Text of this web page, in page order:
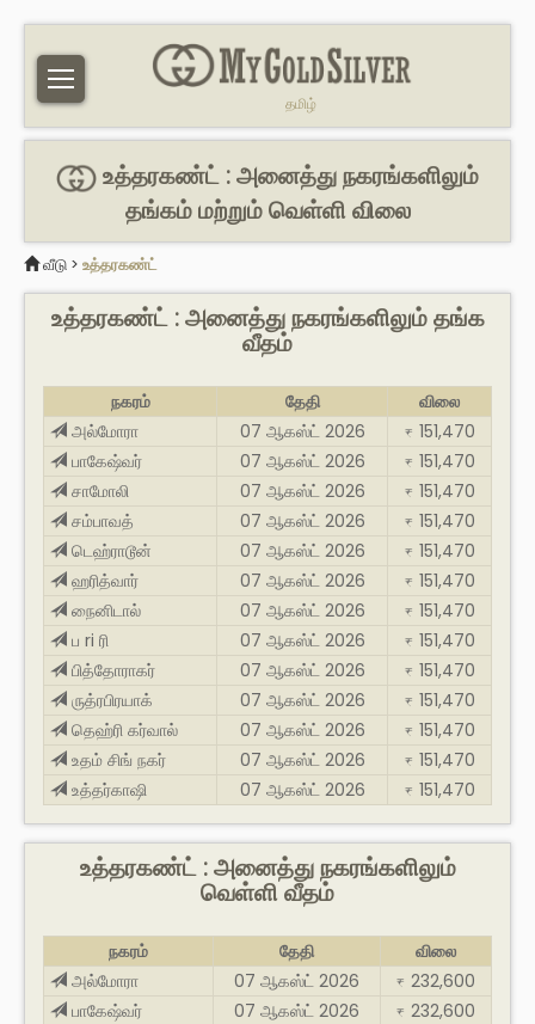
தமிழ்
உத்தரகண்ட் : அனைத்து நகரங்களிலும்
தங்கம் மற்றும் வெள்ளி விலை
வீடு > உத்தரகண்ட்
உத்தரகண்ட் : அனைத்து நகரங்களிலும் தங்க
வீதம்
நகரம் தேதி
விலை
அல்மோரா
07 ஆகஸ்ட் 2026 ₹ 151,470
பாகேஷ்வர்
07 ஆகஸ்ட் 2026 ₹ 151,470
சாமோலி
07 ஆகஸ்ட் 2026 ₹ 151,470
சம்பாவத்
07 ஆகஸ்ட் 2026 ₹ 151,470
டெஹ்ராடூன்
07 ஆகஸ்ட் 2026 ₹ 151,470
ஹரித்வார்
07 ஆகஸ்ட் 2026 ₹ 151,470
நைனிடால்
07 ஆகஸ்ட் 2026 ₹ 151,470
ப ri ரி
07 ஆகஸ்ட் 2026 ₹ 151,470
பித்தோராகர்
07 ஆகஸ்ட் 2026 ₹ 151,470
ருத்ரபிரயாக்
07 ஆகஸ்ட் 2026 ₹ 151,470
தெஹ்ரி கர்வால்
07 ஆகஸ்ட் 2026 ₹ 151,470
உதம் சிங் நகர்
07 ஆகஸ்ட் 2026 ₹ 151,470
உத்தர்காஷி
07 ஆகஸ்ட் 2026 ₹ 151,470
உத்தரகண்ட் : அனைத்து நகரங்களிலும்
வெள்ளி வீதம்
நகரம் தேதி
விலை
அல்மோரா
07 ஆகஸ்ட் 2026 ₹ 232,600
பாகேஷ்வர்
07 ஆகஸ்ட் 2026 ₹ 232,600